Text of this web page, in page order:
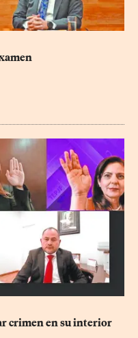
crimen en su interior